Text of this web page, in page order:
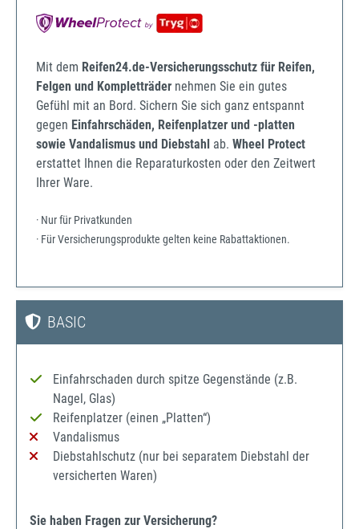
Mit dem Reifen24.de-Versicherungsschutz für Reifen,
Felgen und Kompletträder nehmen Sie ein gutes
Gefühl mit an Bord. Sichern Sie sich ganz entspannt
gegen Einfahrschäden, Reifenplatzer und -platten
sowie Vandalismus und Diebstahl ab. Wheel Protect
erstattet Ihnen die Reparaturkosten oder den Zeitwert
Ihrer Ware.
· Nur für Privatkunden
· Für Versicherungsprodukte gelten keine Rabattaktionen.
BASIC
Einfahrschaden durch spitze Gegenstände (z.B.
Nagel, Glas)
Reifenplatzer (einen „Platten“)
Vandalismus
Diebstahlschutz (nur bei separatem Diebstahl der
versicherten Waren)
Sie haben Fragen zur Versicherung?